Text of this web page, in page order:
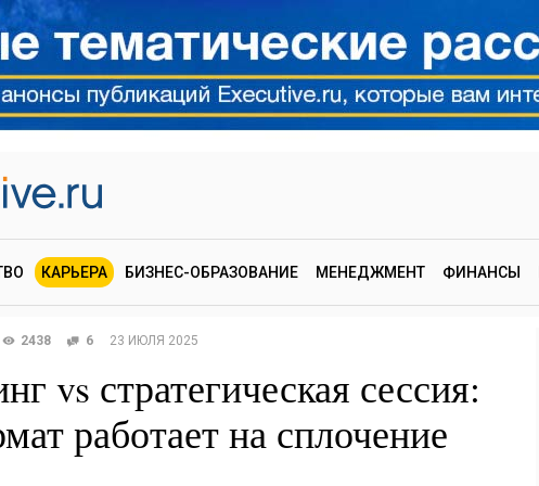
КАРЬЕРА БИЗНЕС-ОБРАЗОВАНИЕ МЕНЕДЖМЕНТ ФИНАНСЫ
2438 6 23 ИЮЛЯ 2025
vs стратегическая сессия:
работает на сплочение